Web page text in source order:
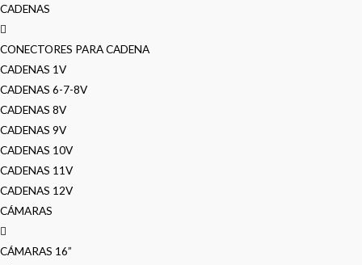
CADENAS
CONECTORES PARA CADENA
CADENAS 1V
CADENAS 6-7-8V
CADENAS 8V
CADENAS 9V
CADENAS 10V
CADENAS 11V
CADENAS 12V
CÁMARAS
CÁMARAS 16”